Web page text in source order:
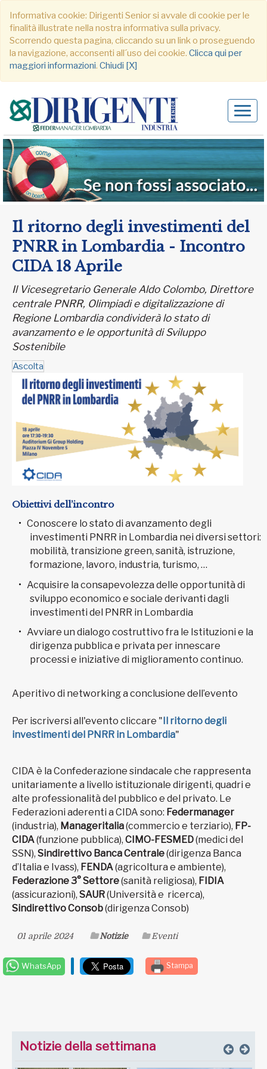
Informativa cookie: Dirigenti Senior si avvale di cookie per le
finalità illustrate nella nostra informativa sulla privacy.
Scorrendo questa pagina, cliccando su un link o proseguendo
la navigazione, acconsenti all´uso dei cookie. Clicca qui per
maggiori informazioni. Chiudi [X]
Il ritorno degli investimenti del
PNRR in Lombardia - Incontro
CIDA 18 Aprile
Il Vicesegretario Generale Aldo Colombo, Direttore
centrale PNRR, Olimpiadi e digitalizzazione di
Regione Lombardia condividerà lo stato di
avanzamento e le opportunità di Sviluppo
Sostenibile
Ascolta
Obiettivi dell’incontro
Conoscere lo stato di avanzamento degli
investimenti PNRR in Lombardia nei diversi settori:
mobilità, transizione green, sanità, istruzione,
formazione, lavoro, industria, turismo, …
Acquisire la consapevolezza delle opportunità di
sviluppo economico e sociale derivanti dagli
investimenti del PNRR in Lombardia
Avviare un dialogo costruttivo fra le Istituzioni e la
dirigenza pubblica e privata per innescare
processi e iniziative di miglioramento continuo.
Aperitivo di networking a conclusione dell’evento
Per iscriversi all'evento cliccare "Il ritorno degli
investimenti del PNRR in Lombardia"
CIDA è la Confederazione sindacale che rappresenta
unitariamente a livello istituzionale dirigenti, quadri e
alte professionalità del pubblico e del privato. Le
Federazioni aderenti a CIDA sono: Federmanager
(industria), Manageritalia(commercio e terziario), FP-
CIDA(funzione pubblica), CIMO-FESMED(medici del
SSN), Sindirettivo Banca Centrale(dirigenza Banca
d’Italia e Ivass), FENDA(agricoltura e ambiente),
Federazione 3° Settore(sanità religiosa), FIDIA
(assicurazioni), SAUR(Università e ricerca),
Sindirettivo Consob(dirigenza Consob)
01 aprile 2024 Notizie Eventi
WhatsApp Stampa
Notizie della settimana